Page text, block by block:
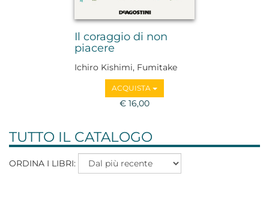
Il coraggio di non
piacere
Ichiro Kishimi, Fumitake
ACQUISTA
€ 16,00
TUTTO IL CATALOGO
ORDINA I LIBRI: